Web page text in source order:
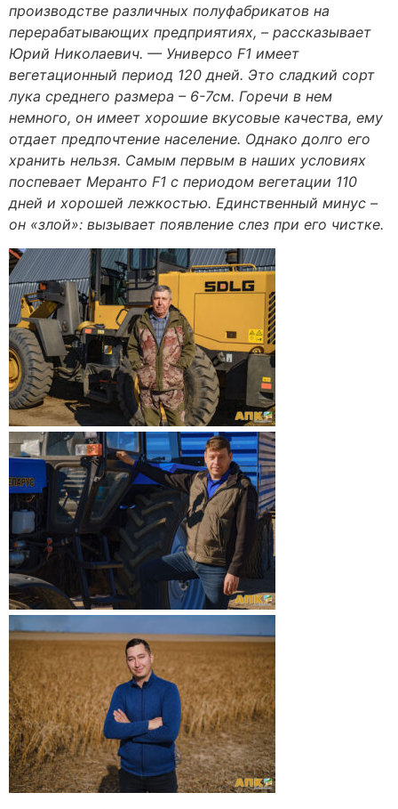
производстве различных полуфабрикатов на
перерабатывающих предприятиях, – рассказывает
Юрий Николаевич. — Универсо F1 имеет
вегетационный период 120 дней. Это сладкий сорт
лука среднего размера – 6-7см. Горечи в нем
немного, он имеет хорошие вкусовые качества, ему
отдает предпочтение население. Однако долго его
хранить нельзя. Самым первым в наших условиях
поспевает Меранто F1 с периодом вегетации 110
дней и хорошей лежкостью. Единственный минус –
он «злой»: вызывает появление слез при его чистке.